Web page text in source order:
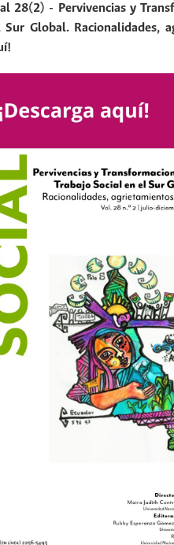
28(2) - Pervivencias y
Global. Racionalidades,